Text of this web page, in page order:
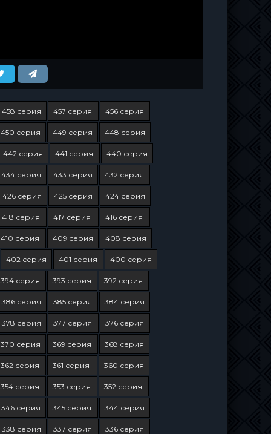
458 серия 457 серия 456 серия
450 серия 449 серия 448 серия
442 серия 441 серия 440 серия
434 серия 433 серия 432 серия
426 серия 425 серия 424 серия
418 серия 417 серия 416 серия
410 серия 409 серия 408 серия
402 серия 401 серия 400 серия
394 серия 393 серия 392 серия
386 серия 385 серия 384 серия
378 серия 377 серия 376 серия
370 серия 369 серия 368 серия
362 серия 361 серия 360 серия
354 серия 353 серия 352 серия
346 серия 345 серия 344 серия
338 серия 337 серия 336 серия